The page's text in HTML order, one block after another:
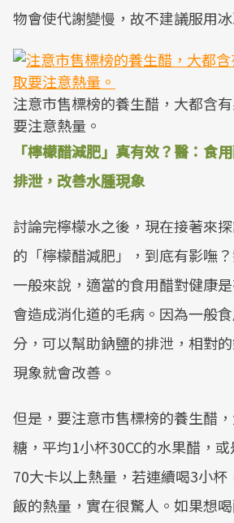
物會使代謝變慢，故不建議服用
注意市售標榜的養生醋，大都含
要注意熱量。
「檸檬醋減肥」真有效？醫：食
排泄，改善水腫現象
討論完檸檬水之後，現在接著來
的「檸檬醋減肥」，到底有影嘸
一般來說，適當的食用醋對健康
會造成消化道的毛病。因為一般
分，可以幫助鈉鹽的排泄，相對
現象就會改善。
但是，要注意市售標榜的養生醋
糖，平均1小杯30CC的水果醋，
70大卡以上熱量，若連續喝3小杯
飯的熱量，實在很驚人。如果想